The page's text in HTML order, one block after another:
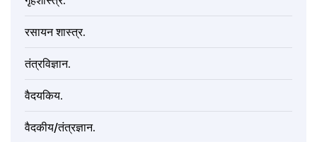
रसायन शास्त्र.
तंत्रविज्ञान.
वैदयकिय.
वैदकीय/तंत्रज्ञान.